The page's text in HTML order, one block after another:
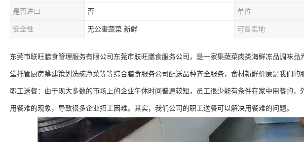
是否进口 否 单位
安全性 无公害蔬菜 新鲜 可售卖地
东莞市联旺膳食管理服务有限公司东莞市联旺膳食服务公司，是一家集蔬菜肉类海鲜冻品调味
堂托管厨房筹建策划洗碗净菜等等综合膳食服务公司配送品种齐全服务，食材新鲜价廉是我们的
职工送餐：由于现大多数的市场上的企业午休时间普遍较短，员工很少能有条件在家中用餐的
用餐难的现象，导致很多企业招工困难。其实，我们公司的职工送餐可以解决用餐难的问题。